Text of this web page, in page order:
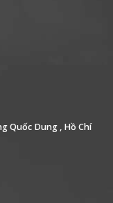
Quốc Dung , Hồ Chí